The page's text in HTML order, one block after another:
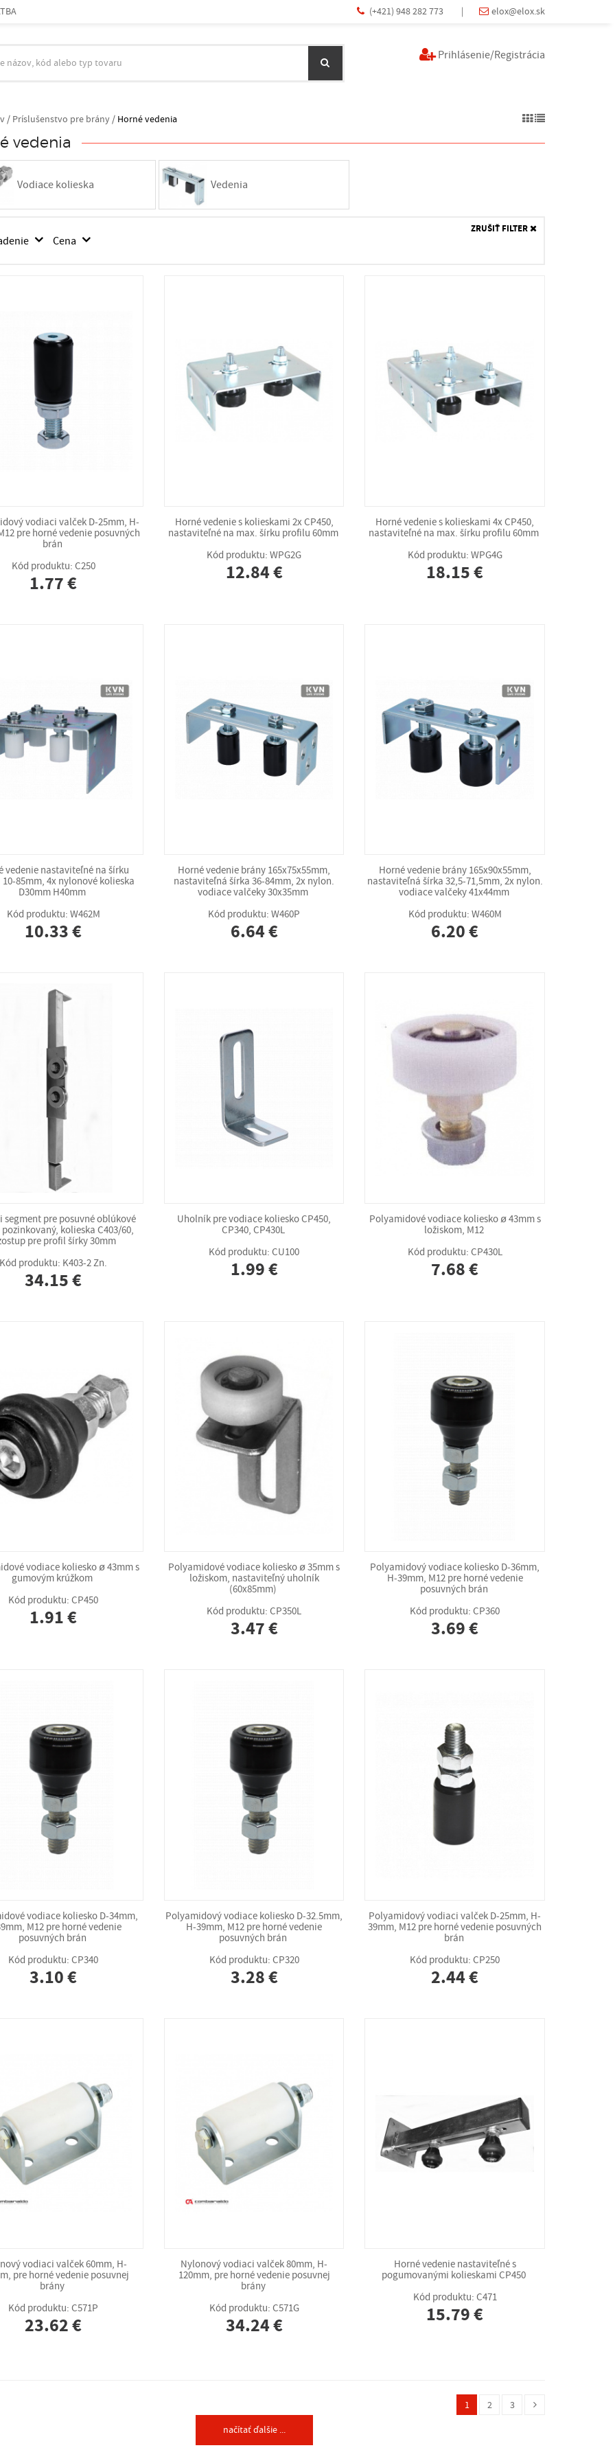
(+421) 948 282 773 | elox@elox.sk
Prihlásenie/Registrácia
/ Príslušenstvo pre brány / Horné vedenia
vedenia
Vodiace kolieska Vedenia
Cena
ZRUŠIŤ FILTER
vodiaci valček D-25mm, H-
pre horné vedenie posuvných
brán
Kód produktu: C250
1.77 €
Horné vedenie s kolieskami 2x CP450,
nastaviteľné na max. šírku profilu 60mm
Kód produktu: WPG2G
12.84 €
Horné vedenie s kolieskami 4x CP450,
nastaviteľné na max. šírku profilu 60mm
Kód produktu: WPG4G
18.15 €
vedenie nastaviteľné na šírku
85mm, 4x nylonové kolieska
D30mm H40mm
Kód produktu: W462M
10.33 €
Horné vedenie brány 165x75x55mm,
nastaviteľná šírka 36-84mm, 2x nylon.
vodiace valčeky 30x35mm
Kód produktu: W460P
6.64 €
Horné vedenie brány 165x90x55mm,
nastaviteľná šírka 32,5-71,5mm, 2x nylon.
vodiace valčeky 41x44mm
Kód produktu: W460M
6.20 €
segment pre posuvné oblúkové
kolieska C403/60,
pre profil šírky 30mm
Kód produktu: K403-2 Zn.
34.15 €
Uholník pre vodiace koliesko CP450,
CP340, CP430L
Kód produktu: CU100
1.99 €
Polyamidové vodiace koliesko ø 43mm s
ložiskom, M12
Kód produktu: CP430L
7.68 €
vodiace koliesko ø 43mm s
gumovým krúžkom
Kód produktu: CP450
1.91 €
Polyamidové vodiace koliesko ø 35mm s
ložiskom, nastaviteľný uholník
(60x85mm)
Kód produktu: CP350L
3.47 €
Polyamidový vodiace koliesko D-36mm,
H-39mm, M12 pre horné vedenie
posuvných brán
Kód produktu: CP360
3.69 €
vodiace koliesko D-34mm,
M12 pre horné vedenie
posuvných brán
Kód produktu: CP340
3.10 €
Polyamidový vodiace koliesko D-32.5mm,
H-39mm, M12 pre horné vedenie
posuvných brán
Kód produktu: CP320
3.28 €
Polyamidový vodiaci valček D-25mm, H-
39mm, M12 pre horné vedenie posuvných
brán
Kód produktu: CP250
2.44 €
vodiaci valček 60mm, H-
pre horné vedenie posuvnej
brány
Kód produktu: C571P
23.62 €
Nylonový vodiaci valček 80mm, H-
120mm, pre horné vedenie posuvnej
brány
Kód produktu: C571G
34.24 €
Horné vedenie nastaviteľné s
pogumovanými kolieskami CP450
Kód produktu: C471
15.79 €
1 2
3
načítať ďalšie ...